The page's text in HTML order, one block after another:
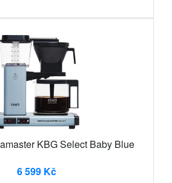
KBG Select Baby Blue
6 599 Kč